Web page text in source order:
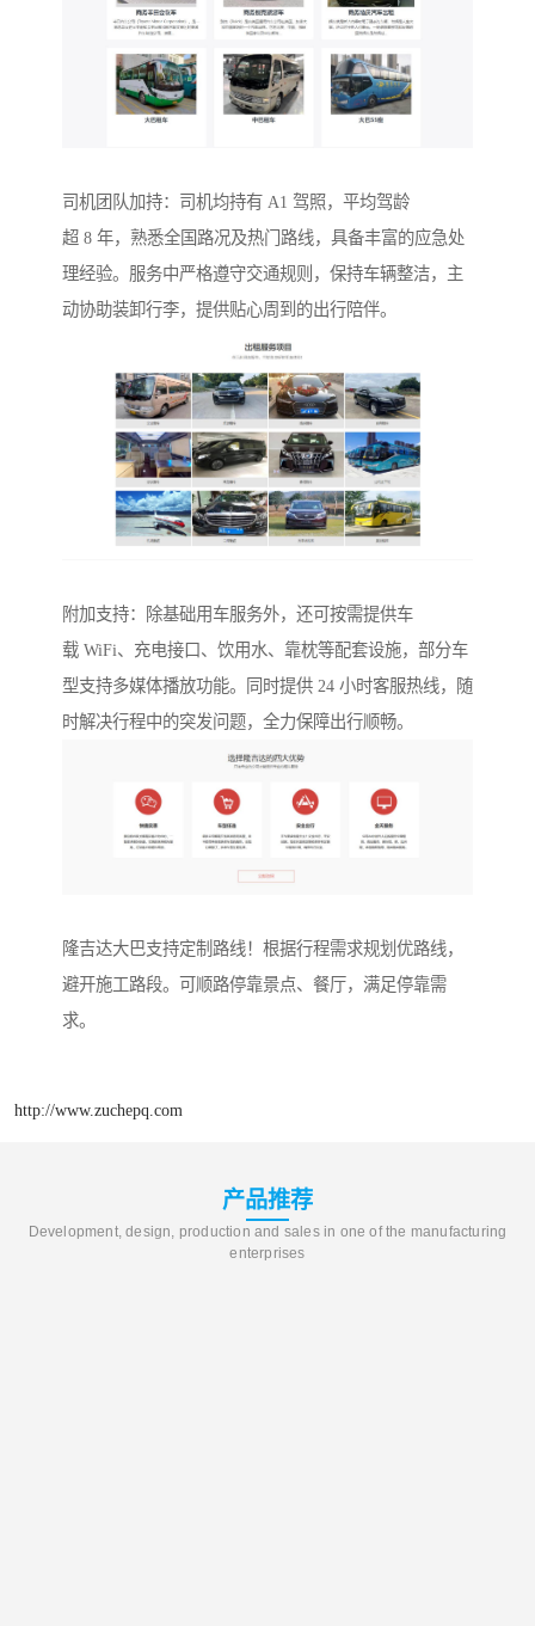
司机团队加持：司机均持有 A1 驾照，平均驾龄
超 8 年，熟悉全国路况及热门路线，具备丰富的应急处
理经验。服务中严格遵守交通规则，保持车辆整洁，主
动协助装卸行李，提供贴心周到的出行陪伴。
附加支持：除基础用车服务外，还可按需提供车
载 WiFi、充电接口、饮用水、靠枕等配套设施，部分车
型支持多媒体播放功能。同时提供 24 小时客服热线，随
时解决行程中的突发问题，全力保障出行顺畅。
隆吉达大巴支持定制路线！根据行程需求规划优路线，
避开施工路段。可顺路停靠景点、餐厅，满足停靠需
求。
http://www.zuchepq.com
产品推荐
Development, design, production and sales in one of the manufacturing
enterprises